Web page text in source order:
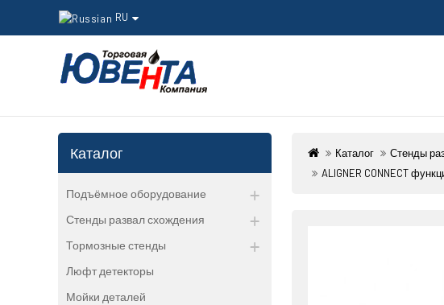
RU
Каталог
Подъёмное оборудование
Стенды развал схождения
Тормозные стенды
Люфт детекторы
Мойки деталей
Каталог Стенды
ALIGNER CONNECT